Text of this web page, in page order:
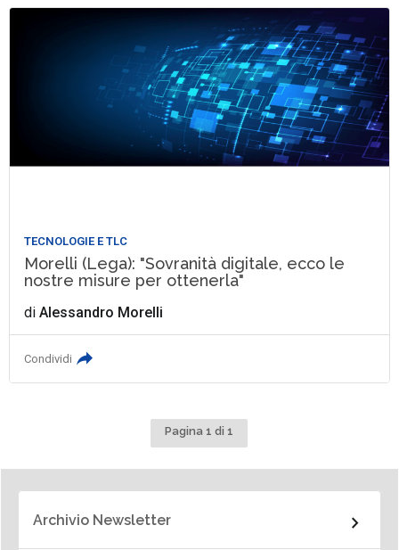
TECNOLOGIE E TLC
Morelli (Lega): "Sovranità digitale, ecco le
nostre misure per ottenerla"
diAlessandro Morelli
Condividi
Pagina 1 di 1
Archivio Newsletter